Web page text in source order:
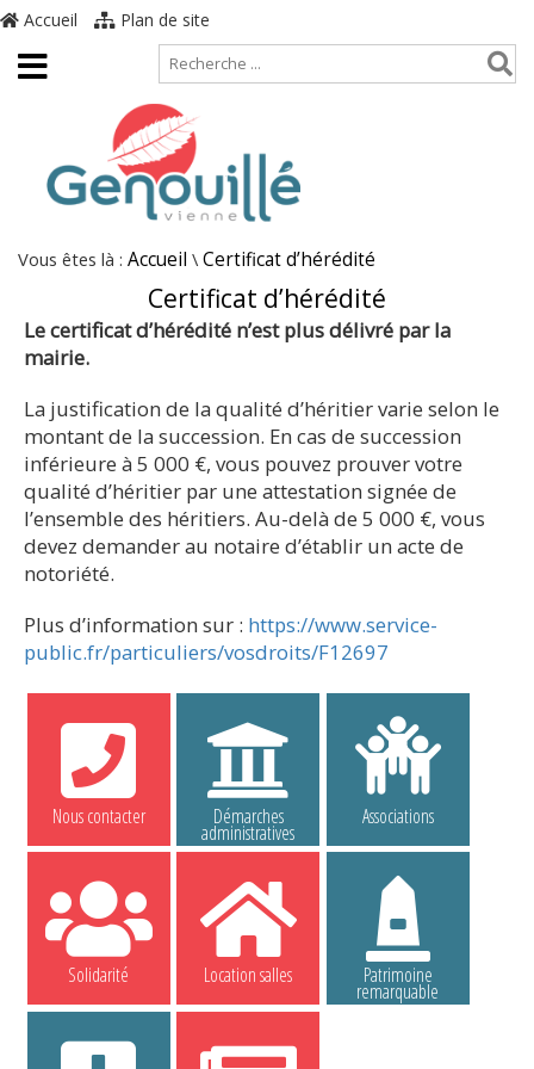
Accueil Plan de site
Vous êtes là : Accueil \ Certificat d’hérédité
Certificat d’hérédité
Le certificat d’hérédité n’est plus délivré par la
mairie.
La justification de la qualité d’héritier varie selon le
montant de la succession. En cas de succession
inférieure à 5 000 €, vous pouvez prouver votre
qualité d’héritier par une attestation signée de
l’ensemble des héritiers. Au-delà de 5 000 €, vous
devez demander au notaire d’établir un acte de
notoriété.
Plus d’information sur : https://www.service-
public.fr/particuliers/vosdroits/F12697
Nous contacter Démarches
administratives
Associations
Solidarité Location salles Patrimoine
remarquable